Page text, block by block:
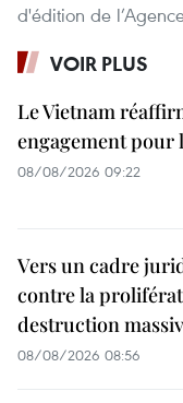
d'édition de
VOIR PLUS
Le Vietnam
engagement pour
08/08/2026 09:22
Vers un cadre
contre la
destruction
08/08/2026 08:56